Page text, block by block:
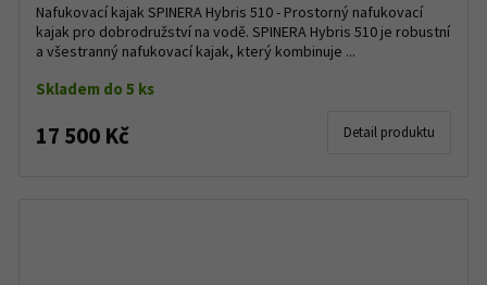
Nafukovací kajak SPINERA Hybris 510 - Prostorný nafukovací
kajak pro dobrodružství na vodě. SPINERA Hybris 510 je robustní
a všestranný nafukovací kajak, který kombinuje ...
Skladem do 5 ks
17 500 Kč Detail produktu